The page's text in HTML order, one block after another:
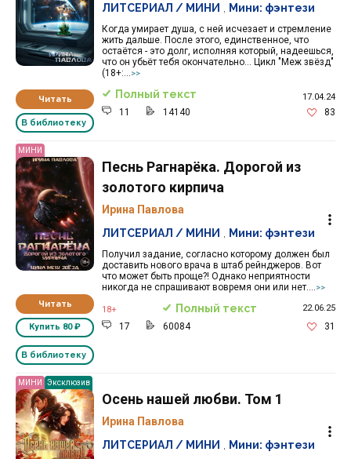
Читать
В библиотеку
Когда умирает душа, с ней исчезает и стремление
жить дальше. После этого, единственное, что
остаётся - это долг, исполняя который, надеешься,
что он убьёт тебя окончательно... Цикл "Меж звёзд"
(18+:...
>>
ЛИТСЕРИАЛ / МИНИ Мини: фэнтези
Полный текст 17.04.24
11 14140 83
МИНИ
Читать
Купить 80 ₽
В библиотеку
Песнь Рагнарёка. Дорогой из
золотого кирпича
Ирина Павлова
Получил задание, согласно которому должен был
доставить нового врача в штаб рейнджеров. Вот
что может быть проще?! Однако неприятности
никогда не спрашивают вовремя они или нет....
>>
ЛИТСЕРИАЛ / МИНИ Мини: фэнтези
18+ Полный текст 22.06.25
17 60084 31
МИНИ Эксклюзив
Осень нашей любви. Том 1
Ирина Павлова
ЛИТСЕРИАЛ / МИНИ Мини: фэнтези